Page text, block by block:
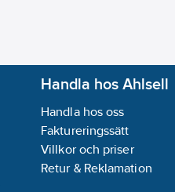
Handla hos Ahlsell
Handla hos oss
Faktureringssätt
Villkor och priser
Retur & Reklamation